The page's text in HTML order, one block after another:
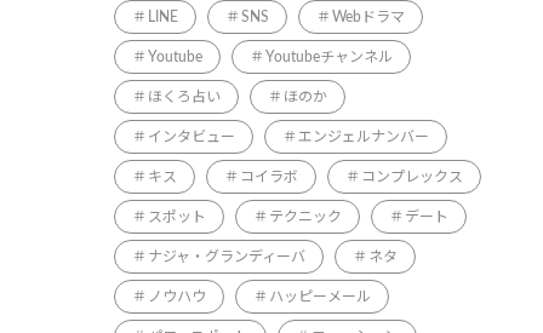
LINE SNS Webドラマ
Youtube Youtubeチャンネル
ほくろ占い ほのか
インタビュー エンジェルナンバー
キス コイラボ コンプレックス
スポット テクニック デート
ナジャ・グランディーバ ネタ
ノウハウ ハッピーメール